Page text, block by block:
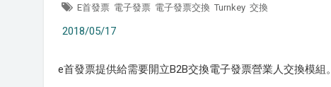
E首發票 電子發票 電子發票交換 Turnkey 交換
2018/05/17
e首發票提供給需要開立B2B交換電子發票營業人交換模組。